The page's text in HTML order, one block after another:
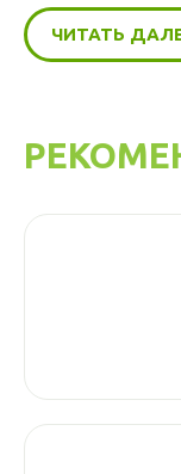
ЧИТАТЬ